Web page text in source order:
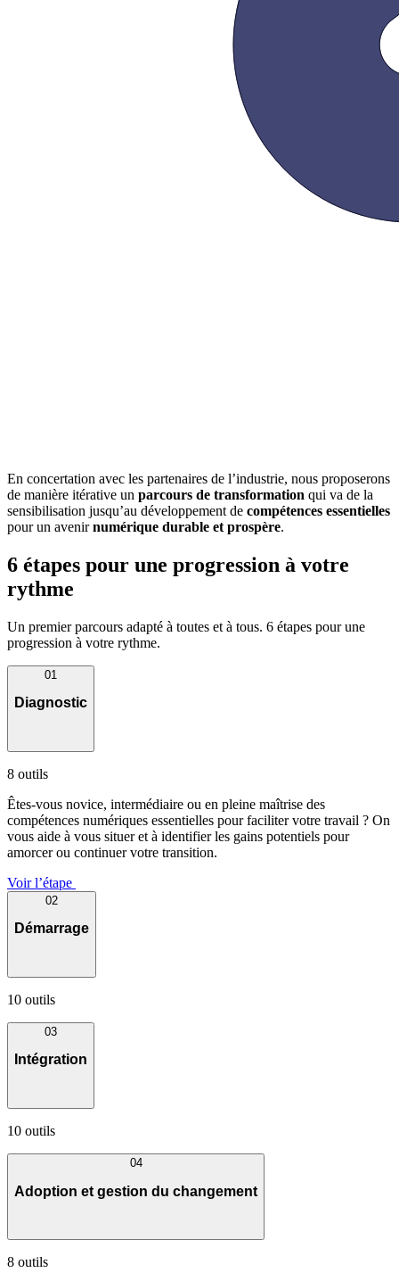
En concertation avec les partenaires de l’industrie, nous proposerons
de manière itérative un parcours de transformation qui va de la
sensibilisation jusqu’au développement de compétences essentielles
pour un avenirnumérique durable et prospère.
6 étapes pour une progression à votre
rythme
Un premier parcours adapté à toutes et à tous. 6 étapes pour une
progression à votre rythme.
01
Diagnostic
8 outils
Êtes-vous novice, intermédiaire ou en pleine maîtrise des
compétences numériques essentielles pour faciliter votre travail ? On
vous aide à vous situer et à identifier les gains potentiels pour
amorcer ou continuer votre transition.
Voir l’étape
02
Démarrage
10 outils
03
Intégration
10 outils
04
Adoption et gestion du changement
8 outils